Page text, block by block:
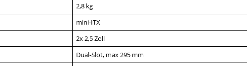
2,8 kg
mini-ITX
2x 2,5 Zoll
Dual-Slot, max 295 mm